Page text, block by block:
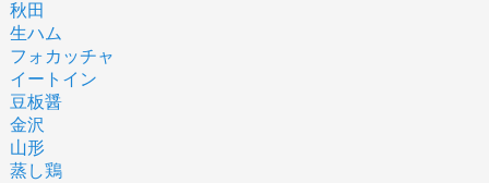
秋田
生ハム
フォカッチャ
イートイン
豆板醤
金沢
山形
蒸し鶏